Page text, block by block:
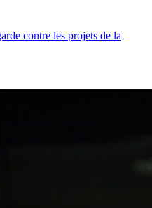
contre les projets de la